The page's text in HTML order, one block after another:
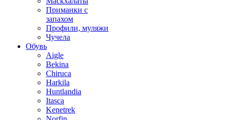
Приманки с
запахом
Профили, муляжи
Чучела
Обувь
Aigle
Bekina
Chiruсa
Harkila
Huntlandia
Itasca
Kenetrek